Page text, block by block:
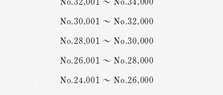
No.32,001 ～ No.34,000
No.30,001 ～ No.32,000
No.28,001 ～ No.30,000
No.26,001 ～ No.28,000
No.24,001 ～ No.26,000